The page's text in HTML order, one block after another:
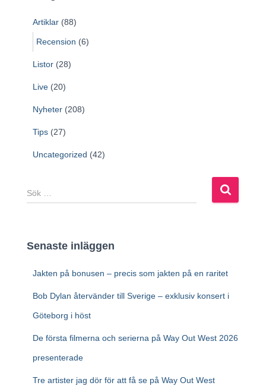
Artiklar (88)
Recension (6)
Listor (28)
Live (20)
Nyheter (208)
Tips (27)
Uncategorized (42)
S
ö
f
Senaste inläggen
Jakten på bonusen – precis som jakten på en raritet
Bob Dylan återvänder till Sverige – exklusiv konsert i
Göteborg i höst
De första filmerna och serierna på Way Out West 2026
presenterade
Tre artister jag dör för att få se på Way Out West